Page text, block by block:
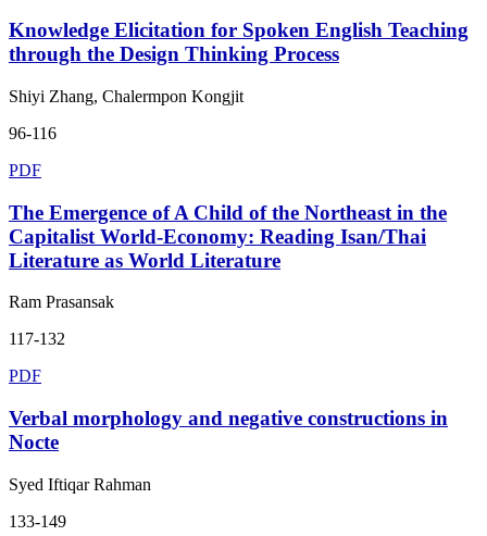
Knowledge Elicitation for Spoken English Teaching
through the Design Thinking Process
Shiyi Zhang, Chalermpon Kongjit
96-116
PDF
The Emergence of A Child of the Northeast in the
Capitalist World-Economy: Reading Isan/Thai
Literature as World Literature
Ram Prasansak
117-132
PDF
Verbal morphology and negative constructions in
Nocte
Syed Iftiqar Rahman
133-149